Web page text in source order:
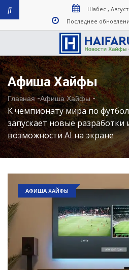
Шабес , Август
Последнее
Афиша Хайфы
Главная-Афиша Хайфы-
К чемпионату мира по
запускает новые разработки
возможности AI на экране
АФИША ХАЙФЫ